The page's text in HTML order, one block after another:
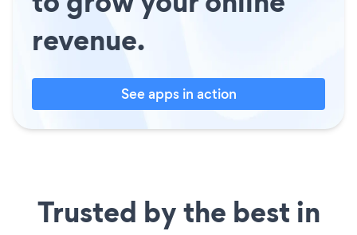
revenue.
See apps in action
Trusted by the best in